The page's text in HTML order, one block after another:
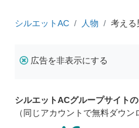
シルエットAC 人物 考える
広告を非表示にする
シルエットACグループサイト
（同じアカウントで無料ダウン